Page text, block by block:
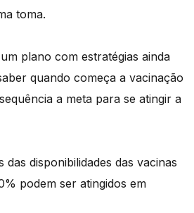
toma.
plano com estratégias ainda
quando começa a vacinação
a meta para se atingir a
das disponibilidades das vacinas
podem ser atingidos em